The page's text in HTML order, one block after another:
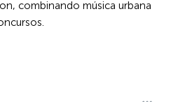
combinando música urbana